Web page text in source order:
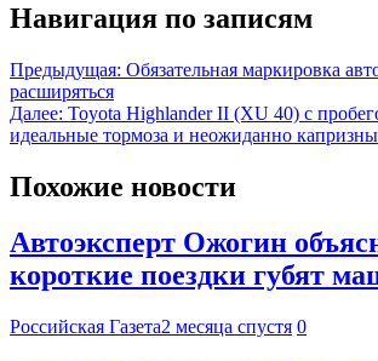
Навигация по записям
Предыдущая: Обязательная маркировка
расширяться
Далее: Toyota Highlander II (XU 40) с
идеальные тормоза и неожиданно
Похожие новости
Автоэксперт Ожогин
короткие поездки губят
Российская Газета2 месяца спустя 0